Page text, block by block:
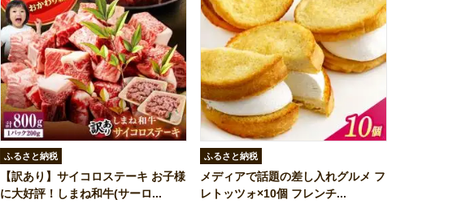
ふるさと納税
【訳あり】サイコロステーキ お子様
に大好評！しまね和牛(サーロ...
ふるさと納税
メディアで話題の差し入れグルメ フ
レトッツォ×10個 フレンチ...